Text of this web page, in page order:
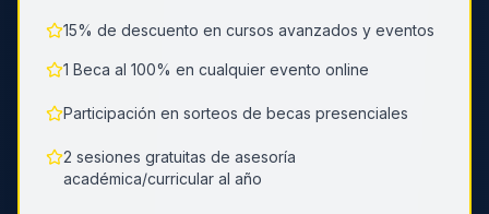
15% de descuento en cursos avanzados y eventos
1 Beca al 100% en cualquier evento online
Participación en sorteos de becas presenciales
2 sesiones gratuitas de asesoría
académica/curricular al año